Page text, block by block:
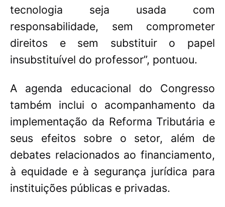
tecnologia seja usada com
responsabilidade, sem comprometer
direitos e sem substituir o papel
insubstituível do professor”, pontuou.
A agenda educacional do Congresso
também inclui o acompanhamento da
implementação da Reforma Tributária e
seus efeitos sobre o setor, além de
debates relacionados ao financiamento,
à equidade e à segurança jurídica para
instituições públicas e privadas.